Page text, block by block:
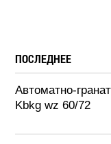
ПОСЛЕДНЕЕ
Автоматно-
Kbkg wz 60/72